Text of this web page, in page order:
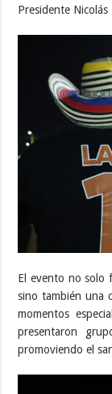
Presidente
El evento no solo
sino también una
momentos
presentaron
promoviendo el